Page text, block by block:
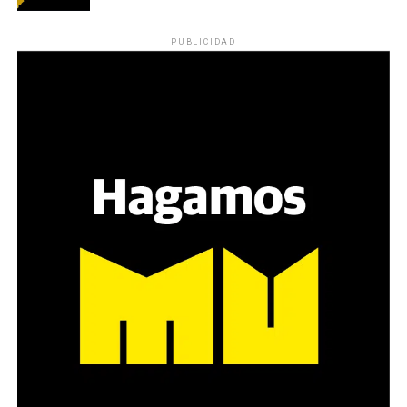
es a través del interrogante, que puedan encarnar la
pregunta», comparte Gonzalo, de 41 años.
PUBLICIDAD